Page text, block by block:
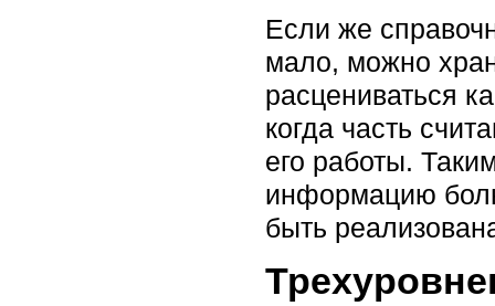
Если же
мало, можно
расцениваться
когда часть
его работы.
информацию
быть